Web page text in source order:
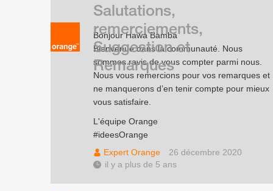
Bonjour Hawa Bamba
Bienvenue dans la communauté. Nous
sommes ravis de vous compter parmi nous.
Nous vous remercions pour vos remarques et
ne manquerons d’en tenir compte pour mieux
vous satisfaire.
L'équipe Orange
#ideesOrange
Expert Orange
26 décembre 2020
il y a plus de 5 ans
Salutations,
remerciements,
Suggestion et
Remarques